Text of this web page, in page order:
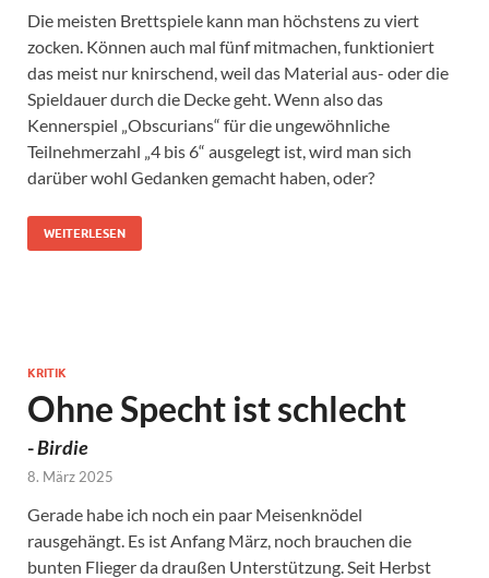
Die meisten Brettspiele kann man höchstens zu viert
zocken. Können auch mal fünf mitmachen, funktioniert
das meist nur knirschend, weil das Material aus- oder die
Spieldauer durch die Decke geht. Wenn also das
Kennerspiel „Obscurians“ für die ungewöhnliche
Teilnehmerzahl „4 bis 6“ ausgelegt ist, wird man sich
darüber wohl Gedanken gemacht haben, oder?
WEITERLESEN
KRITIK
Ohne Specht ist schlecht
-Birdie
8. März 2025
Gerade habe ich noch ein paar Meisenknödel
rausgehängt. Es ist Anfang März, noch brauchen die
bunten Flieger da draußen Unterstützung. Seit Herbst